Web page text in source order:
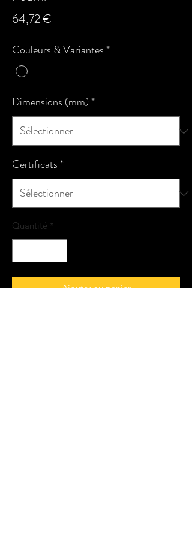
64,72 €
Couleurs & Variantes*
Dimensions (mm)*
Certificats*
Quantité *
Ajouter au panier